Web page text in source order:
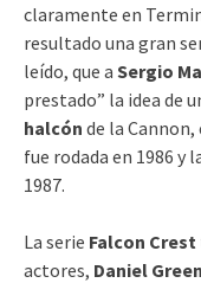
claramente en
resultado una gran
leído, que a Sergio
prestado” la idea de
halcón de la Cannon,
fue rodada en 1986 y
1987.
La serie Falcon Crest
actores, Daniel